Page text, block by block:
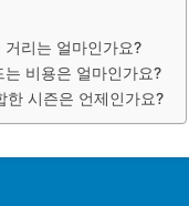
리는 얼마인가요?
비용은 얼마인가요?
한 시즌은 언제인가요?